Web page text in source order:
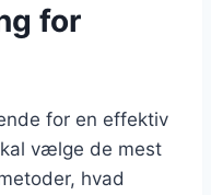
for
for en effektiv
vælge de mest
hvad